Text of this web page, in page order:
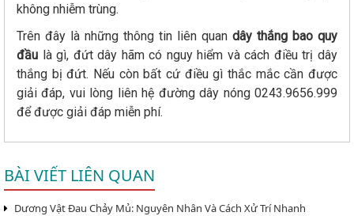
không nhiễm trùng.
Trên đây là những thông tin liên quan dây thắng bao quy
đầu là gì, đứt dây hãm có nguy hiểm và cách điều trị dây
thắng bị đứt. Nếu còn bất cứ điều gì thắc mắc cần được
giải đáp, vui lòng liên hệ đường dây nóng 0243.9656.999
để được giải đáp miễn phí.
BÀI VIẾT LIÊN QUAN
Dương Vật Đau Chảy Mủ: Nguyên Nhân Và Cách Xử Trí Nhanh